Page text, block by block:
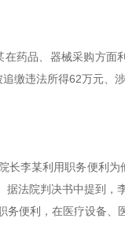
药品、器械采购方
缴违法所得62万元、
长李某利用职务便利
法院判决书中提到
便利，在医疗设备